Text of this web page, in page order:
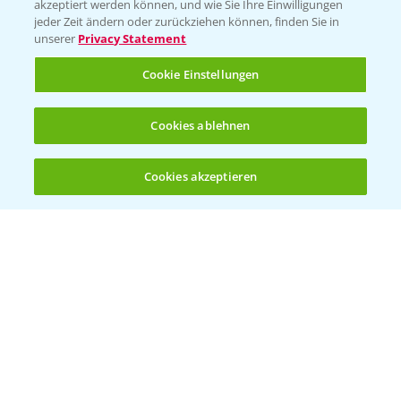
(noch 4)
Hilfe in Notfällen
T.+49 (0)214/30-20220
Folgen Sie uns
akzeptiert werden können, und wie Sie Ihre Einwilligungen
jeder Zeit ändern oder zurückziehen können, finden Sie in
unserer Privacy Statement
Cookie Einstellungen
Cookies ablehnen
Cookies akzeptieren